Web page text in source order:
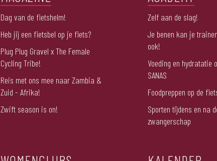
Dag van de fietshelm!
Heb jij een fietsbel op je fiets?
Plug Plug Gravel x The Female
Cycling Tribe!
Reis met ons mee naar Zambia &
Zuid - Afrika!
Zwift season is on!
Zelf aan de slag!
Je benen kan je
ook!
Voeding en hydratatie
SANAS
Foodpreppen op de
Sporten tijdens en na
zwangerschap